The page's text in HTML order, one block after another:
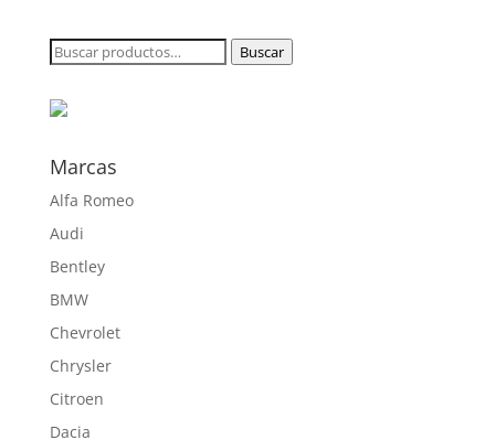
desde
178,24 €
Buscar
Buscar
Marcas
Alfa Romeo
Audi
Bentley
BMW
Chevrolet
Chrysler
Citroen
Dacia